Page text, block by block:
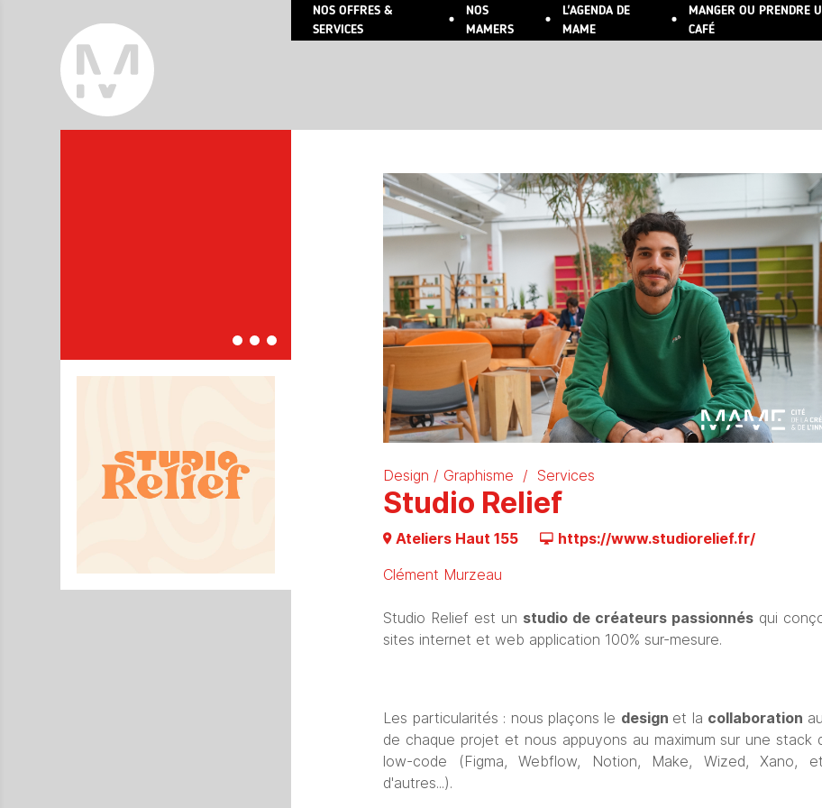
ALLER AU CONTENU PRINCIPAL
NOS OFFRES &
SERVICES
NOS
MAMERS
L'AGENDA DE
MAME
MANGER OU PRENDRE
CAFÉ
Design / Graphisme Services
Studio Relief
Ateliers Haut 155
https://www.studiorelief.fr/
Clément Murzeau
Studio Relief est un studio de créateurs passionnés qui
sites internet et web application 100% sur-mesure.
Les particularités : nous plaçons le design et la collaboration
de chaque projet et nous appuyons au maximum sur une stack
low-code (Figma, Webflow, Notion, Make, Wized, Xano,
d'autres...).